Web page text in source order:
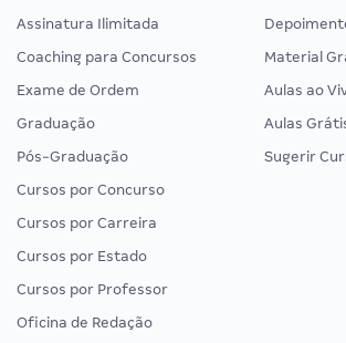
Assinatura Ilimitada
Coaching para Concursos
Exame de Ordem
Graduação
Pós-Graduação
Cursos por Concurso
Cursos por Carreira
Cursos por Estado
Cursos por Professor
Oficina de Redação
Material
Aulas ao
Aulas
Sugerir